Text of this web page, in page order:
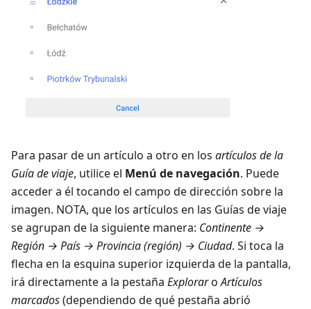
Para pasar de un artículo a otro en los artículos de la
Guía de viaje, utilice el Menú de navegación. Puede
acceder a él tocando el campo de dirección sobre la
imagen. NOTA, que los artículos en las Guías de viaje
se agrupan de la siguiente manera: Continente →
Región → País → Provincia (región) → Ciudad. Si toca la
flecha en la esquina superior izquierda de la pantalla,
irá directamente a la pestaña ExploraroArtículos
marcados(dependiendo de qué pestaña abrió